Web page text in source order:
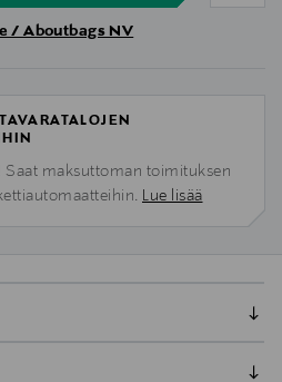
/ Aboutbags NV
Saat maksuttoman toimituksen
Lue lisää
ja sen